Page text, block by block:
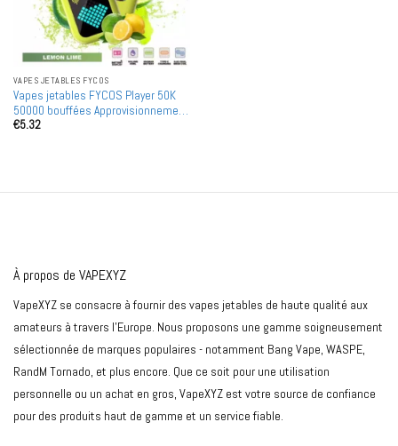
VAPES JETABLES FYCOS
Vapes jetables FYCOS Player 50K
50000 bouffées Approvisionnement
en gros Affichage LED Double
€5.32
À propos de VAPEXYZ
VapeXYZ se consacre à fournir des vapes jetables de haute qualité aux
amateurs à travers l'Europe. Nous proposons une gamme soigneusement
sélectionnée de marques populaires - notamment Bang Vape, WASPE,
RandM Tornado, et plus encore. Que ce soit pour une utilisation
personnelle ou un achat en gros, VapeXYZ est votre source de confiance
pour des produits haut de gamme et un service fiable.